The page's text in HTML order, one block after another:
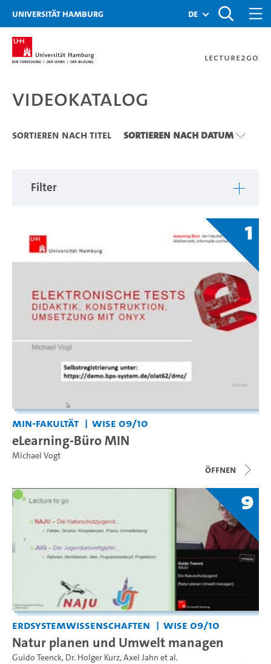
Zu den Filtern
Zur Metanavigation
Zur Hauptnavigation
Zur Suche
Zum Inhalt
Zum Seitenfuss
Universität Hamburg de
Lecture2Go
Videokatalog
Videokatalog
Sortieren nach Titel Sortieren nach Datum
Filter
1
MIN-Fakultät WiSe 09/10
eLearning-Büro MIN
Michael Vogt
Öffnen
9
Erdsystemwissenschaften WiSe 09/10
Natur planen und Umwelt managen
Guido Teenck, Dr. Holger Kurz,Axel Jahn et al.